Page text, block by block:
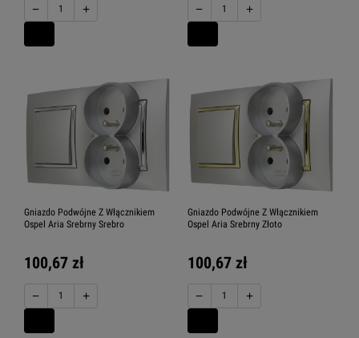
− + − +
Gniazdo Podwójne Z Włącznikiem
Ospel Aria Srebrny Srebro
100,67 zł
− +
Gniazdo Podwójne Z Włącznikiem
Ospel Aria Srebrny Złoto
100,67 zł
− +